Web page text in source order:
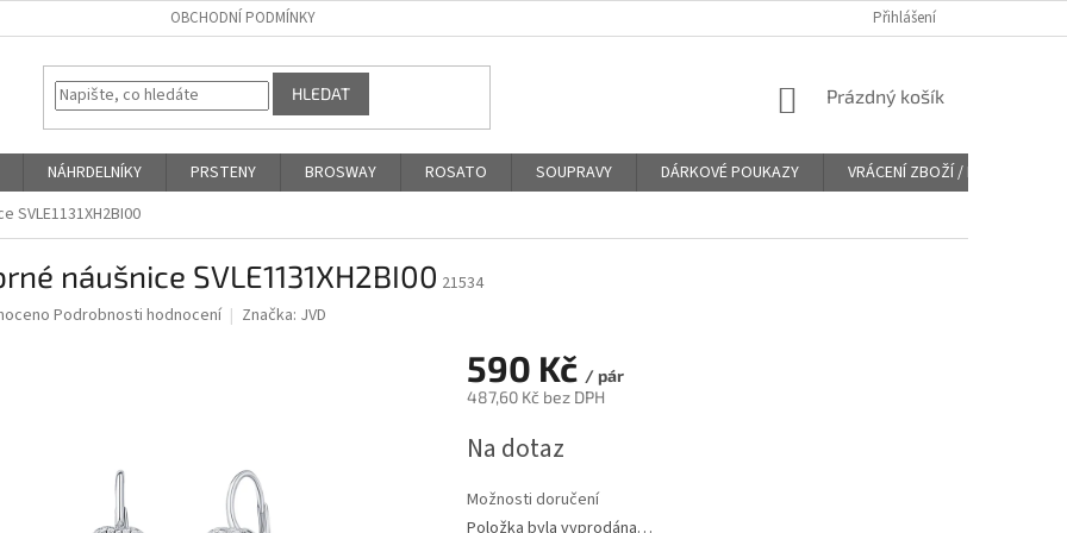
OBCHODNÍ PODMÍNKY Přihlášení
HLEDAT
NÁKUPNÍ
Prázdný košík
NÁHRDELNÍKY PRSTENY BROSWAY ROSATO SOUPRAVY DÁRKOVÉ POUKAZY
VRÁCENÍ ZBOŽÍ / REKLAMACE
SVLE1131XH2BI00
náušnice SVLE1131XH2BI00 21534
Podrobnosti hodnocení Značka: JVD
590 Kč / pár
487,60 Kč bez DPH
cena:
Na dotaz
Možnosti doručení